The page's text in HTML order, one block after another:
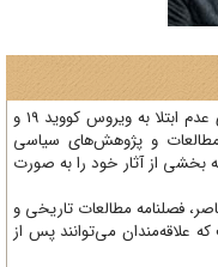
با توجه به نیاز به تداوم مراقبت‌های بهداشتی برای عدم ابتلا به ویروس کووید 19 و
و پژوهش‌های سیاسی
از آثار خود را به صورت
فصلنامه‌ مطالعات تاریخی و
می‌توانند پس از